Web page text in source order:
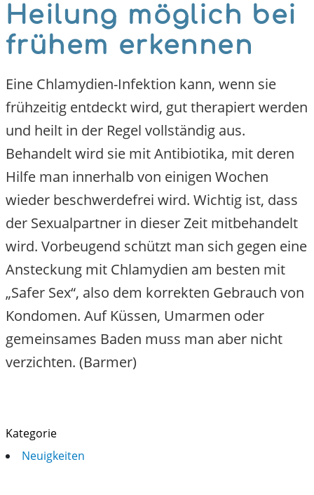
Heilung möglich bei
frühem erkennen
Eine Chlamydien-Infektion kann, wenn sie
frühzeitig entdeckt wird, gut therapiert werden
und heilt in der Regel vollständig aus.
Behandelt wird sie mit Antibiotika, mit deren
Hilfe man innerhalb von einigen Wochen
wieder beschwerdefrei wird. Wichtig ist, dass
der Sexualpartner in dieser Zeit mitbehandelt
wird. Vorbeugend schützt man sich gegen eine
Ansteckung mit Chlamydien am besten mit
„Safer Sex“, also dem korrekten Gebrauch von
Kondomen. Auf Küssen, Umarmen oder
gemeinsames Baden muss man aber nicht
verzichten. (Barmer)
Kategorie
Neuigkeiten